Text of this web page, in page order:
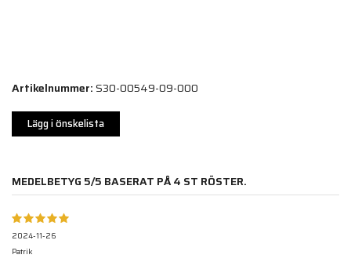
Artikelnummer:S30-00549-09-000
Lägg i önskelista
MEDELBETYG 5/5 BASERAT PÅ4 ST RÖSTER.
2024-11-26
Patrik